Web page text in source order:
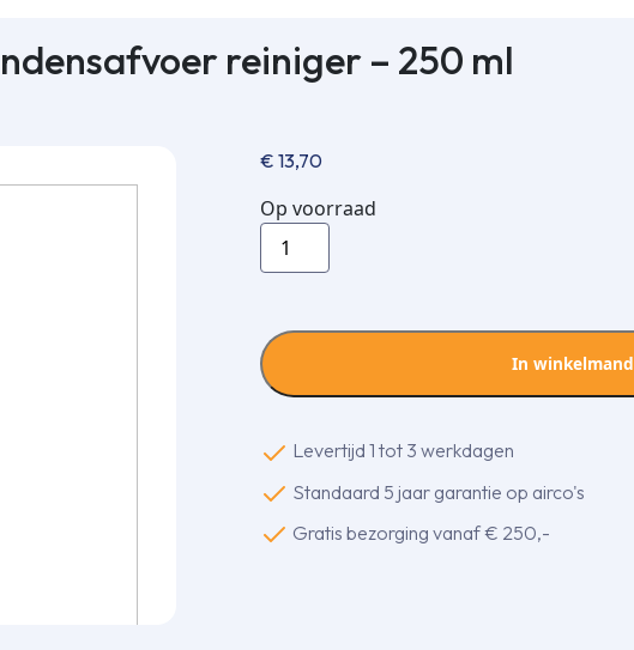
reiniger – 250 ml
€ 13,70
Op voorraad
Advanced
DrainKleen
reiniger
-
aantal
In winkelmand
Levertijd 1 tot 3 werkdagen
Standaard 5 jaar garantie op airco's
Gratis bezorging vanaf € 250,-